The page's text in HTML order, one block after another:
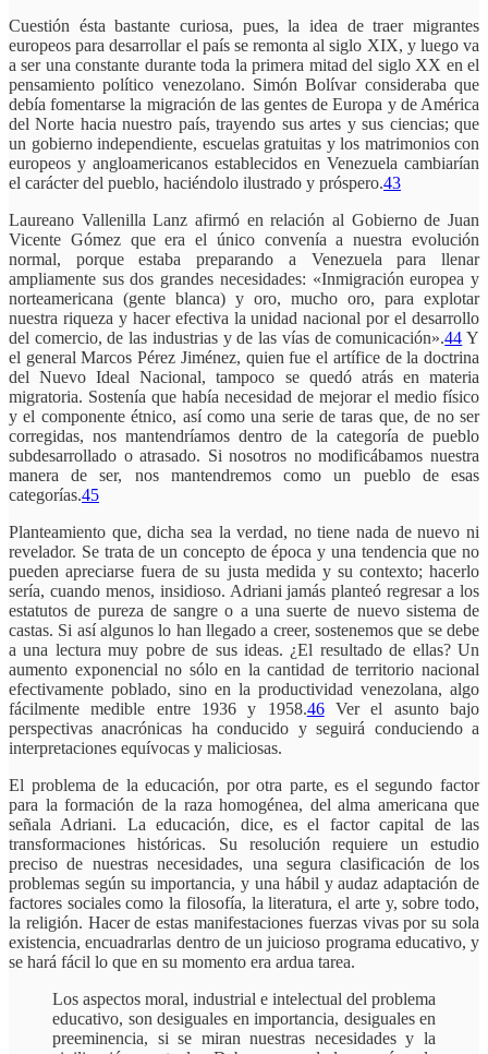
Cuestión ésta bastante curiosa, pues, la idea de traer migrantes
europeos para desarrollar el país se remonta al siglo XIX, y luego va
a ser una constante durante toda la primera mitad del siglo XX en el
pensamiento político venezolano. Simón Bolívar consideraba que
debía fomentarse la migración de las gentes de Europa y de América
del Norte hacia nuestro país, trayendo sus artes y sus ciencias; que
un gobierno independiente, escuelas gratuitas y los matrimonios con
europeos y angloamericanos establecidos en Venezuela cambiarían
el carácter del pueblo, haciéndolo ilustrado y próspero.43
Laureano Vallenilla Lanz afirmó en relación al Gobierno de Juan
Vicente Gómez que era el único convenía a nuestra evolución
normal, porque estaba preparando a Venezuela para llenar
ampliamente sus dos grandes necesidades: «Inmigración europea y
norteamericana (gente blanca) y oro, mucho oro, para explotar
nuestra riqueza y hacer efectiva la unidad nacional por el desarrollo
del comercio, de las industrias y de las vías de comunicación».44 Y
el general Marcos Pérez Jiménez, quien fue el artífice de la doctrina
del Nuevo Ideal Nacional, tampoco se quedó atrás en materia
migratoria. Sostenía que había necesidad de mejorar el medio físico
y el componente étnico, así como una serie de taras que, de no ser
corregidas, nos mantendríamos dentro de la categoría de pueblo
subdesarrollado o atrasado. Si nosotros no modificábamos nuestra
manera de ser, nos mantendremos como un pueblo de esas
categorías.45
Planteamiento que, dicha sea la verdad, no tiene nada de nuevo ni
revelador. Se trata de un concepto de época y una tendencia que no
pueden apreciarse fuera de su justa medida y su contexto; hacerlo
sería, cuando menos, insidioso. Adriani jamás planteó regresar a los
estatutos de pureza de sangre o a una suerte de nuevo sistema de
castas. Si así algunos lo han llegado a creer, sostenemos que se debe
a una lectura muy pobre de sus ideas. ¿El resultado de ellas? Un
aumento exponencial no sólo en la cantidad de territorio nacional
efectivamente poblado, sino en la productividad venezolana, algo
fácilmente medible entre 1936 y 1958.46Ver el asunto bajo
perspectivas anacrónicas ha conducido y seguirá conduciendo a
interpretaciones equívocas y maliciosas.
El problema de la educación, por otra parte, es el segundo factor
para la formación de la raza homogénea, del alma americana que
señala Adriani. La educación, dice, es el factor capital de las
transformaciones históricas. Su resolución requiere un estudio
preciso de nuestras necesidades, una segura clasificación de los
problemas según su importancia, y una hábil y audaz adaptación de
factores sociales como la filosofía, la literatura, el arte y, sobre todo,
la religión. Hacer de estas manifestaciones fuerzas vivas por su sola
existencia, encuadrarlas dentro de un juicioso programa educativo, y
se hará fácil lo que en su momento era ardua tarea.
Los aspectos moral, industrial e intelectual del problema
educativo, son desiguales en importancia, desiguales en
preeminencia, si se miran nuestras necesidades y la